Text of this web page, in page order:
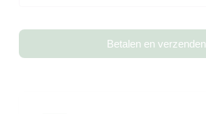
Betalen en verzenden